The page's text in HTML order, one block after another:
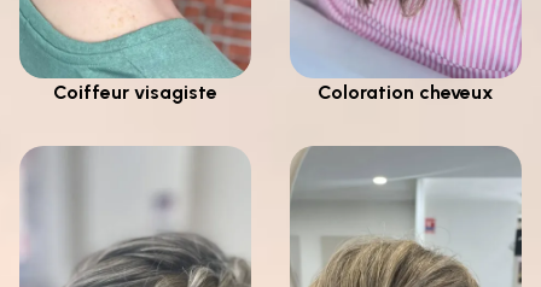
Coiffeur visagiste Coloration cheveux